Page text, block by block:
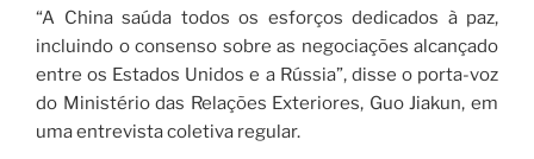
“A China saúda todos os esforços dedicados à paz,
incluindo o consenso sobre as negociações alcançado
entre os Estados Unidos e a Rússia”, disse o porta-voz
do Ministério das Relações Exteriores, Guo Jiakun, em
uma entrevista coletiva regular.